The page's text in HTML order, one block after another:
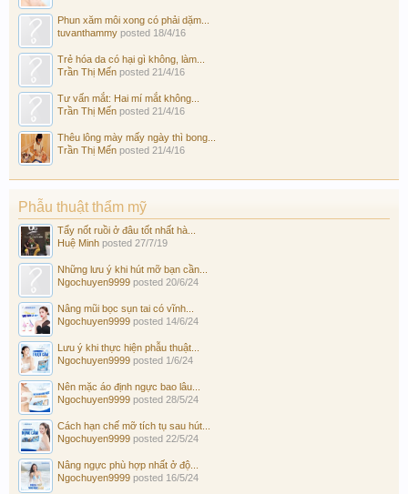
Phun xăm môi xong có phải dặm...
tuvanthammy posted 18/4/16
Trẻ hóa da có hại gì không, làm...
Trần Thị Mến posted 21/4/16
Tư vấn mắt: Hai mí mắt không...
Trần Thị Mến posted 21/4/16
Thêu lông mày mấy ngày thì bong...
Trần Thị Mến posted 21/4/16
Phẫu thuật thẩm mỹ
Tẩy nốt ruồi ở đâu tốt nhất hà...
Huệ Minh posted 27/7/19
Những lưu ý khi hút mỡ bạn cần...
Ngochuyen9999 posted 20/6/24
Nâng mũi bọc sụn tai có vĩnh...
Ngochuyen9999 posted 14/6/24
Lưu ý khi thực hiện phẫu thuật...
Ngochuyen9999 posted 1/6/24
Nên mặc áo định ngực bao lâu...
Ngochuyen9999 posted 28/5/24
Cách hạn chế mỡ tích tụ sau hút...
Ngochuyen9999 posted 22/5/24
Nâng ngực phù hợp nhất ở độ...
Ngochuyen9999 posted 16/5/24